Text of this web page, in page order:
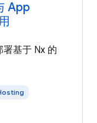
App
基于 Nx 的